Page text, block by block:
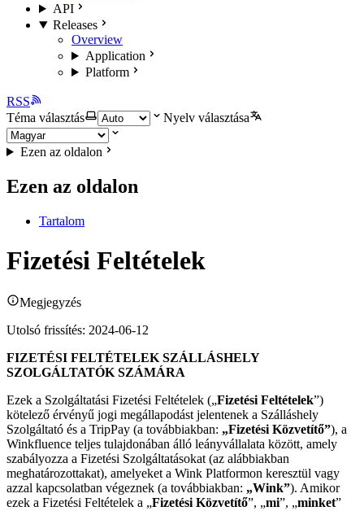
API
Releases
Overview
Application
Platform
RSS
Téma választás
Nyelv választása
Ezen az oldalon
Ezen az oldalon
Tartalom
Fizetési Feltételek
Megjegyzés
Utolsó frissítés: 2024-06-12
FIZETÉSI FELTÉTELEK SZÁLLÁSHELY
SZOLGÁLTATÓK SZÁMÁRA
Ezek a Szolgáltatási Fizetési Feltételek („Fizetési Feltételek”)
kötelező érvényű jogi megállapodást jelentenek a Szálláshely
Szolgáltató és a TripPay (a továbbiakban: „Fizetési Közvetítő”), a
Winkfluence teljes tulajdonában álló leányvállalata között, amely
szabályozza a Fizetési Szolgáltatásokat (az alábbiakban
meghatározottakat), amelyeket a Wink Platformon keresztül vagy
azzal kapcsolatban végeznek (a továbbiakban: „Wink”). Amikor
ezek a Fizetési Feltételek a „Fizetési Közvetítő”, „mi”, „minket”